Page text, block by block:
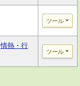
ツール
情熱・行
ツール